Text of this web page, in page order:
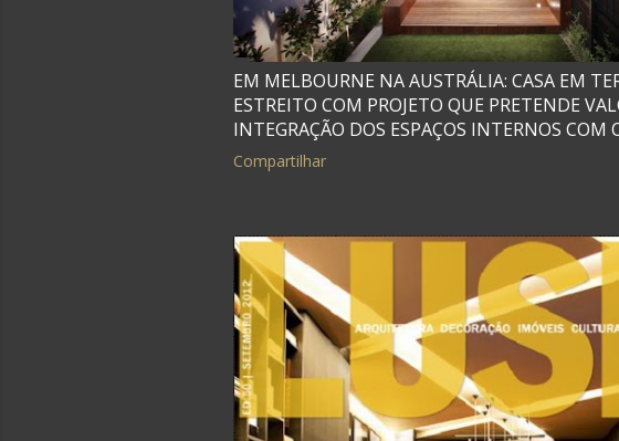
EM MELBOURNE NA AUSTRÁLIA: CASA EM
ESTREITO COM PROJETO QUE PRETENDE
INTEGRAÇÃO DOS ESPAÇOS INTERNOS COM
Compartilhar